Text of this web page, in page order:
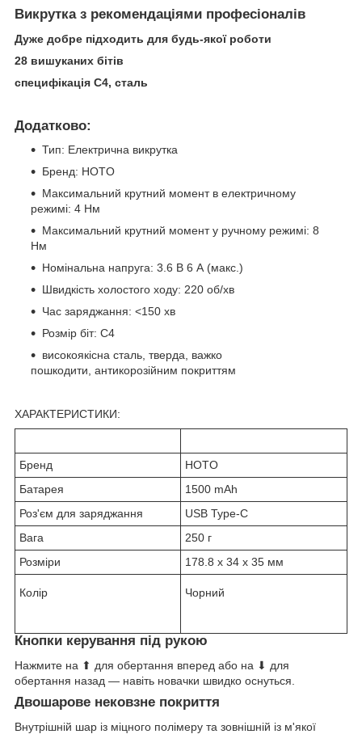
Викрутка з рекомендаціями професіоналів
Дуже добре підходить для будь-якої роботи
28 вишуканих бітів
специфікація С4, сталь
Додатково:
Тип: Електрична викрутка
Бренд: HOTO
Максимальний крутний момент в електричному
режимі: 4 Нм
Максимальний крутний момент у ручному режимі: 8
Нм
Номінальна напруга: 3.6 В 6 А (макс.)
Швидкість холостого ходу: 220 об/хв
Час заряджання: <150 хв
Розмір біт: C4
високоякісна сталь, тверда, важко
пошкодити, антикорозійним покриттям
ХАРАКТЕРИСТИКИ:
Бренд
HOTO
Батарея
1500 mAh
Роз'єм для заряджання
USB Type-C
Вага
250 г
Розміри
178.8 x 34 x 35 мм
Колір Чорний
Кнопки керування під рукою
Нажмите на ⬆ для обертання вперед або на ⬇ для
обертання назад — навіть новачки швидко оснуться.
Двошарове нековзне покриття
Внутрішній шар із міцного полімеру та зовнішній із м'якої